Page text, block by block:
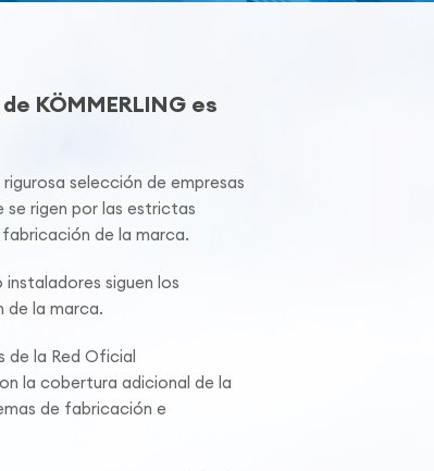
KÖMMERLING es
selección de empresas
rigen por las estrictas
de la marca.
siguen los
de la marca.
la Red Oficial
la cobertura adicional de la
de fabricación e